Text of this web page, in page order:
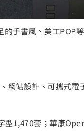
手書風、美工POP
網站設計、可攜式電
1,470套；華康